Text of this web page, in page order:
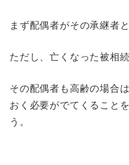
まず配偶者がその承継者
ただし、亡くなった被相
その配偶者も高齢の場合
おく必要がでてくること
う。